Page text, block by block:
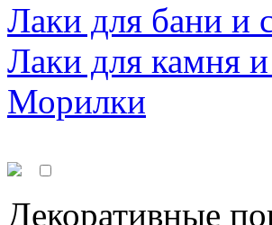
Лаки для бани и
Лаки для камня и
Морилки
Декоративные